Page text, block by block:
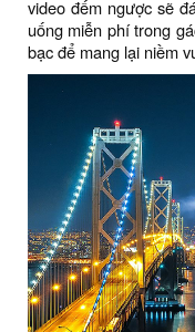
video đếm ngược sẽ
uống miễn phí trong
bạc để mang lại niềm